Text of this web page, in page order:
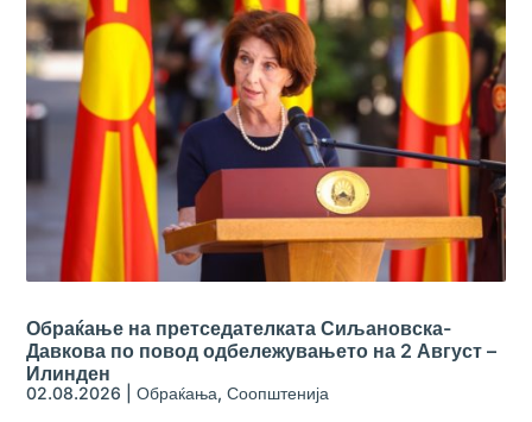
Обраќање на претседателката Сиљановска-
Давкова по повод одбележувањето на 2 Август –
Илинден
02.08.2026 |Обраќања,Соопштенија